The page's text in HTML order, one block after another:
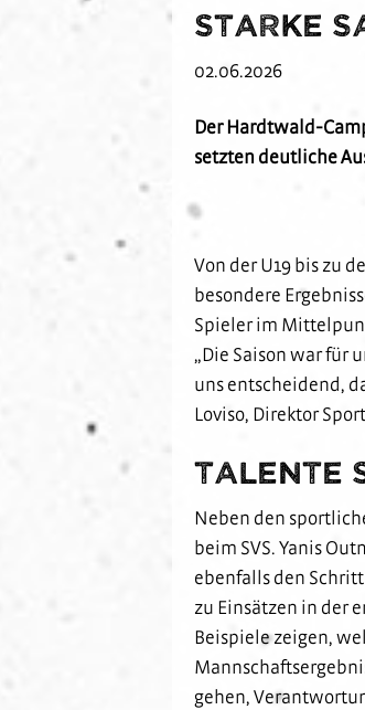
Starke
02.06.2026
Der Hardtwald-
setzten deutliche
Von der U19 bis zu
besondere
Spieler im
„Die Saison war für
uns entscheidend,
Loviso, Direktor
Talente
Neben den
beim SVS. Yanis
ebenfalls den
zu Einsätzen in der
Beispiele zeigen,
gehen,